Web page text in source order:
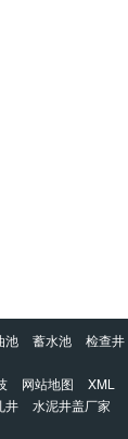
池 蓄水池 检查井
网站地图 XML
井 水泥井盖厂家